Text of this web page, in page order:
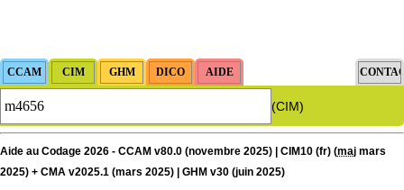
(CIM)
Aide au Codage 2026 - CCAM v80.0 (novembre 2025) | CIM10 (fr) (maj mars
2025) + CMA v2025.1 (mars 2025) | GHM v30 (juin 2025)